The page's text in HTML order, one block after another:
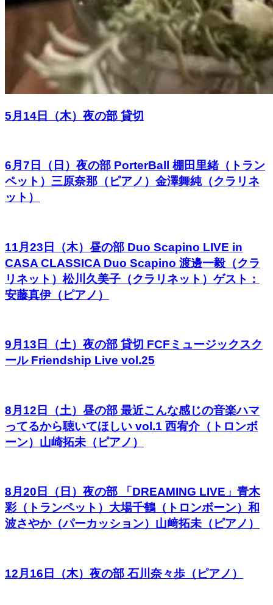
5月14日（木）夜の部 貸切
6月7日（日）夜の部 PorterBall 棚田里緒（トラン
ペット）三原奈那（ピアノ）金澤舞純（クラリネ
ット）
11月23日（木）昼の部 Duo Scapino LIVE in
CASA CLASSICA Duo Scapino 渡邊一毅（クラ
リネット）松川久美子（クラリネット）ゲスト：
安藤真伊（ピアノ）
9月13日（土）夜の部 貸切 FCFミュージックスク
ール Friendship Live vol.25
8月12日（土）昼の部 最近こんな感じの音楽ハマ
ってるから聴いてほしい vol.1 西宥介（トロンボ
ーン）山崎拓未（ピアノ）
8月20日（日）夜の部 「DREAMING LIVE」青木
彩（トランペット）大場千鶴（トロンボーン）和
波さやか（パーカッション）山﨑拓未（ピアノ）
12月16日（木）夜の部 石川奈々歩（ピアノ）